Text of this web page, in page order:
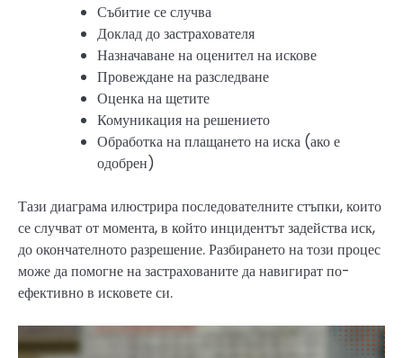
Събитие се случва
Доклад до застрахователя
Назначаване на оценител на искове
Провеждане на разследване
Оценка на щетите
Комуникация на решението
Обработка на плащането на иска (ако е
одобрен)
Тази диаграма илюстрира последователните стъпки, които
се случват от момента, в който инцидентът задейства иск,
до окончателното разрешение. Разбирането на този процес
може да помогне на застрахованите да навигират по-
ефективно в исковете си.